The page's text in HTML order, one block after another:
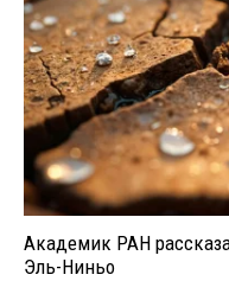
Академик РАН
Эль-Ниньо